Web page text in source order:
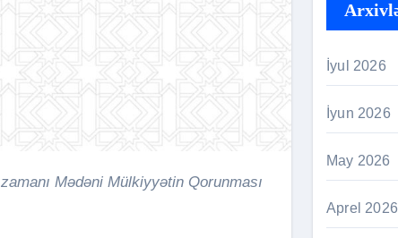
İyul 2026
İyun 2026
May 2026
Aprel 2026